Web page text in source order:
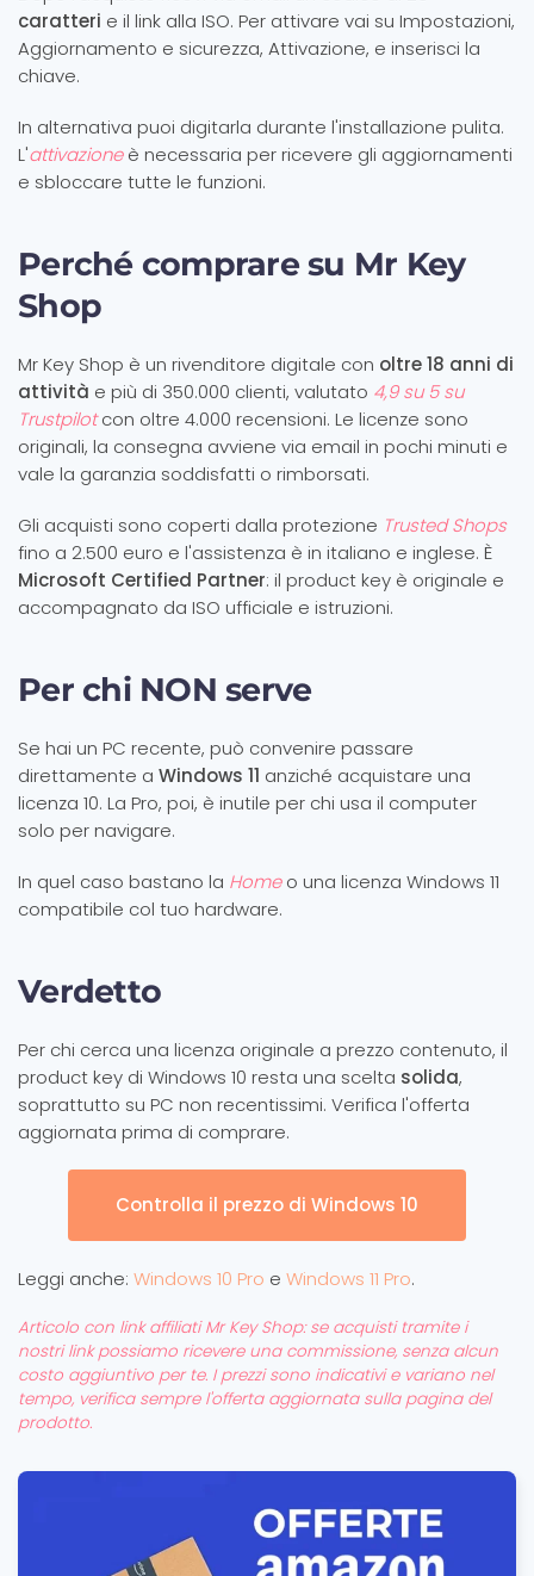
caratteri e il link alla ISO. Per attivare vai su Impostazioni,
Aggiornamento e sicurezza, Attivazione, e inserisci la
chiave.
In alternativa puoi digitarla durante l'installazione pulita.
L'attivazioneè necessaria per ricevere gli aggiornamenti
e sbloccare tutte le funzioni.
Perché comprare su Mr Key
Shop
Mr Key Shop è un rivenditore digitale con oltre 18 anni di
attività e più di 350.000 clienti, valutato 4,9 su 5 su
Trustpilotcon oltre 4.000 recensioni. Le licenze sono
originali, la consegna avviene via email in pochi minuti e
vale la garanzia soddisfatti o rimborsati.
Gli acquisti sono coperti dalla protezione Trusted Shops
fino a 2.500 euro e l'assistenza è in italiano e inglese. È
Microsoft Certified Partner: il product key è originale e
accompagnato da ISO ufficiale e istruzioni.
Per chi NON serve
Se hai un PC recente, può convenire passare
direttamente a Windows 11 anziché acquistare una
licenza 10. La Pro, poi, è inutile per chi usa il computer
solo per navigare.
In quel caso bastano la Homeo una licenza Windows 11
compatibile col tuo hardware.
Verdetto
Per chi cerca una licenza originale a prezzo contenuto, il
product key di Windows 10 resta una scelta solida,
soprattutto su PC non recentissimi. Verifica l'offerta
aggiornata prima di comprare.
Controlla il prezzo di Windows 10
Leggi anche: Windows 10 Pro e Windows 11 Pro.
Articolo con link affiliati Mr Key Shop: se acquisti tramite i
nostri link possiamo ricevere una commissione, senza alcun
costo aggiuntivo per te. I prezzi sono indicativi e variano nel
tempo, verifica sempre l'offerta aggiornata sulla pagina del
prodotto.